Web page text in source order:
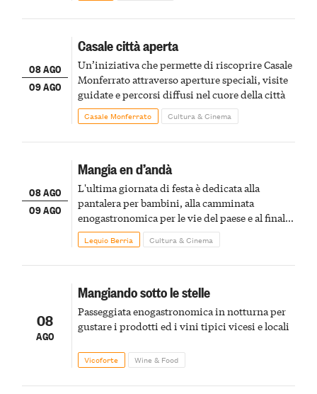
08 AGO
09 AGO
Casale città aperta
Un’iniziativa che permette di riscoprire Casale
Monferrato attraverso aperture speciali, visite
guidate e percorsi diffusi nel cuore della città
Casale Monferrato Cultura & Cinema
08 AGO
09 AGO
Mangia en d’andà
L'ultima giornata di festa è dedicata alla
pantalera per bambini, alla camminata
enogastronomica per le vie del paese e al finale
pirotecnico
Lequio Berria Cultura & Cinema
08
AGO
Mangiando sotto le stelle
Passeggiata enogastronomica in notturna per
gustare i prodotti ed i vini tipici vicesi e locali
Vicoforte Wine & Food